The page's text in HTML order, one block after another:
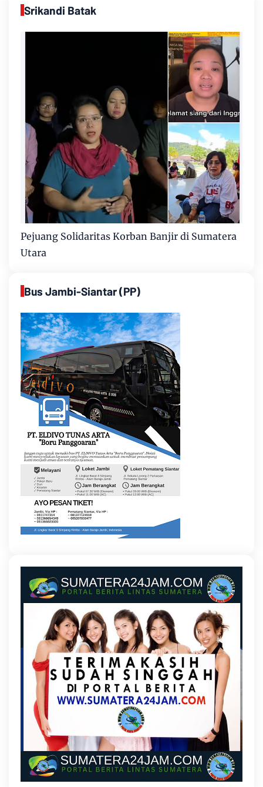
Srikandi Batak
Pejuang Solidaritas Korban Banjir di Sumatera
Utara
Bus Jambi-Siantar (PP)